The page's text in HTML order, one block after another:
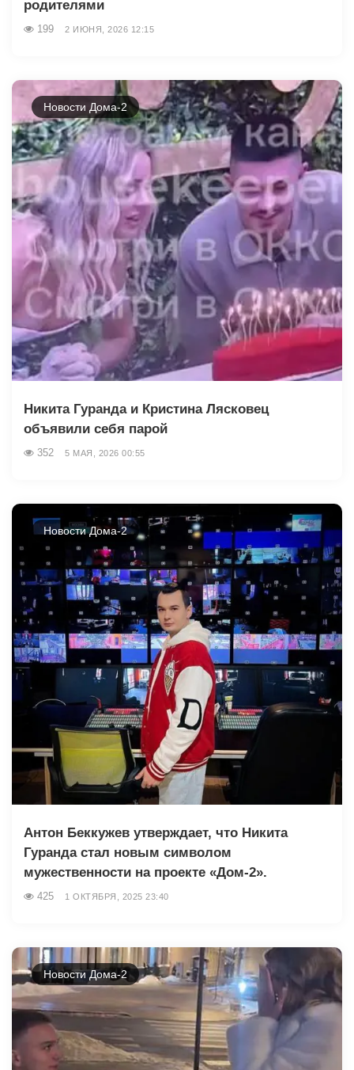
родителями
199 2 ИЮНЯ, 2026 12:15
Новости Дома-2
Никита Гуранда и Кристина Лясковец
объявили себя парой
352 5 МАЯ, 2026 00:55
Новости Дома-2
Антон Беккужев утверждает, что Никита
Гуранда стал новым символом
мужественности на проекте «Дом-2».
425 1 ОКТЯБРЯ, 2025 23:40
Новости Дома-2